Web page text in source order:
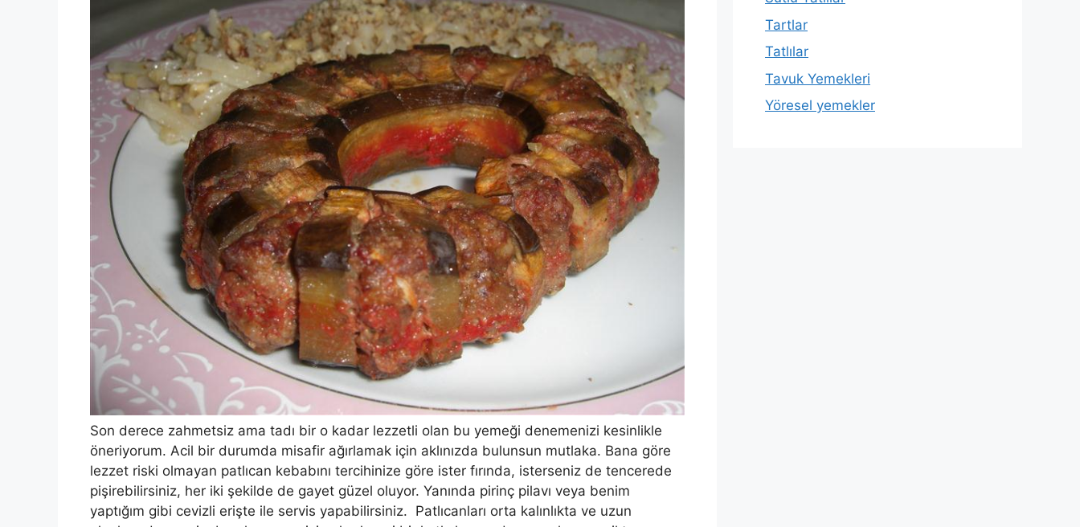
Son derece zahmetsiz ama tadı bir o kadar lezzetli olan bu yemeği denemenizi kesinlikle
öneriyorum. Acil bir durumda misafir ağırlamak için aklınızda bulunsun mutlaka. Bana göre
lezzet riski olmayan patlıcan kebabını tercihinize göre ister fırında, isterseniz de tencerede
pişirebilirsiniz, her iki şekilde de gayet güzel oluyor. Yanında pirinç pilavı veya benim
yaptığım gibi cevizli erişte ile servis yapabilirsiniz. Patlıcanları orta kalınlıkta ve uzun
Tartlar
Tatlılar
Tavuk Yemekleri
Yöresel yemekler